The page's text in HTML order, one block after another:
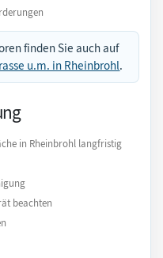
finden Sie auch auf
u.m. in Rheinbrohl.
in Rheinbrohl langfristig
beachten